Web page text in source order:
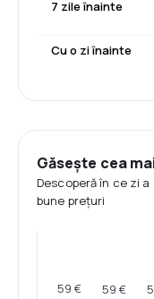
7 zile înainte
Cu o zi înainte
Găsește cea
Descoperă în ce zi
bune prețuri
59 € 59 €